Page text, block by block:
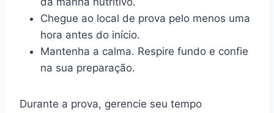
Chegue ao local de prova pelo menos uma
hora antes do início.
Mantenha a calma. Respire fundo e confie
na sua preparação.
Durante a prova, gerencie seu tempo